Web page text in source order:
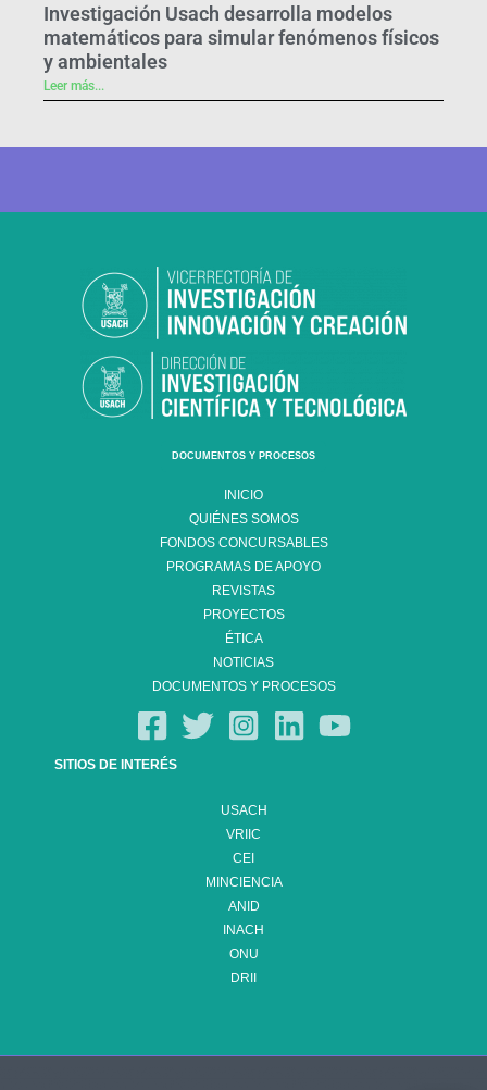
Investigación Usach desarrolla modelos
matemáticos para simular fenómenos físicos
y ambientales
Leer más...
DOCUMENTOS Y PROCESOS
INICIO
QUIÉNES SOMOS
FONDOS CONCURSABLES
PROGRAMAS DE APOYO
REVISTAS
PROYECTOS
ÉTICA
NOTICIAS
DOCUMENTOS Y PROCESOS
SITIOS DE INTERÉS
USACH
VRIIC
CEI
MINCIENCIA
ANID
INACH
ONU
DRII